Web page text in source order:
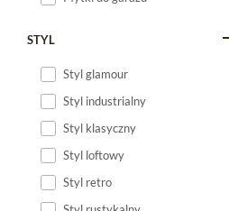
STYL
Styl glamour
Styl industrialny
Styl klasyczny
Styl loftowy
Styl retro